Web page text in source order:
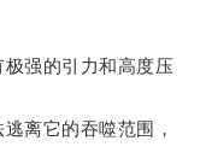
强的引力和高度压
离它的吞噬范围，